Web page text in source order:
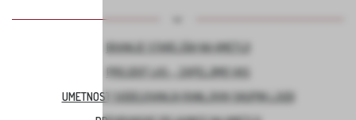
BIVANJE STAREJŠIH NA KMETIJI
PROJEKT LAS – ZAPELJIMO VAS
UMETNOST SODELOVANJA RANLJIVIH SKUPIN LJUDI